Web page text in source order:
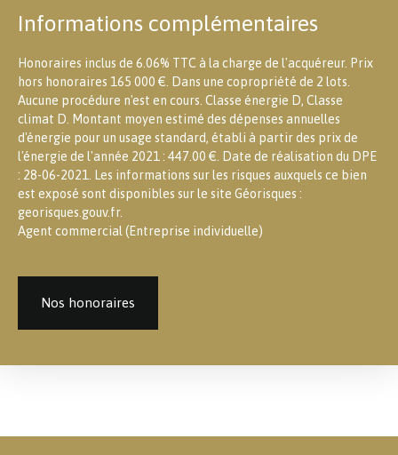
Informations complémentaires
Honoraires inclus de 6.06% TTC à la charge de l'acquéreur. Prix
hors honoraires 165 000 €. Dans une copropriété de 2 lots.
Aucune procédure n'est en cours. Classe énergie D, Classe
climat D. Montant moyen estimé des dépenses annuelles
d'énergie pour un usage standard, établi à partir des prix de
l'énergie de l'année 2021 : 447.00 €. Date de réalisation du DPE
: 28-06-2021. Les informations sur les risques auxquels ce bien
est exposé sont disponibles sur le site Géorisques :
georisques.gouv.fr.
Agent commercial (Entreprise individuelle)
Nos honoraires